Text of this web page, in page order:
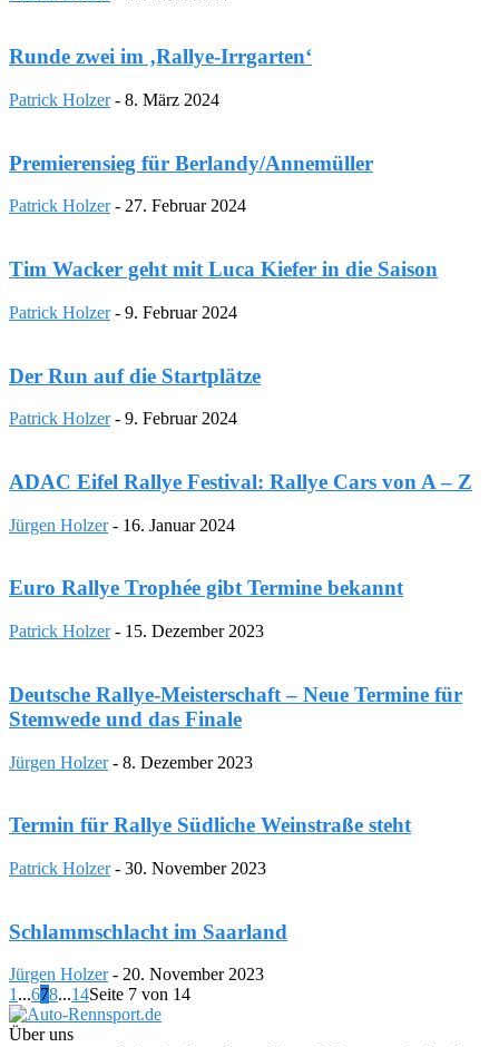
Runde zwei im ‚Rallye-Irrgarten‘
Patrick Holzer - 8. März 2024
Premierensieg für Berlandy/Annemüller
Patrick Holzer - 27. Februar 2024
Tim Wacker geht mit Luca Kiefer in die Saison
Patrick Holzer - 9. Februar 2024
Der Run auf die Startplätze
Patrick Holzer - 9. Februar 2024
ADAC Eifel Rallye Festival: Rallye Cars von A – Z
Jürgen Holzer - 16. Januar 2024
Euro Rallye Trophée gibt Termine bekannt
Patrick Holzer - 15. Dezember 2023
Deutsche Rallye-Meisterschaft – Neue Termine für
Stemwede und das Finale
Jürgen Holzer - 8. Dezember 2023
Termin für Rallye Südliche Weinstraße steht
Patrick Holzer - 30. November 2023
Schlammschlacht im Saarland
Jürgen Holzer - 20. November 2023
1...678...14Seite 7 von 14
Über uns